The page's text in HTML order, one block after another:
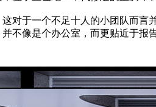
对于一个不足十人的小团队而
不像是个办公室，而更贴近于报